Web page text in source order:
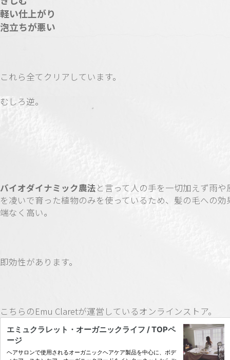
軽い仕上がり
泡立ちが悪い
これら全てクリアしています。
むしろ逆。
バイオダイナミック農法と言って人の手を一切加えず雨や
を凌いで育った植物のみを使っているため、髪の毛への効
端なく高い。
即効性があります。
こちらのEmu Claretが運営しているオンラインストア。